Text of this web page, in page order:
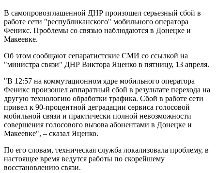
В самопровозглашенной ДНР произошел серьезный сбой в
работе сети "республиканского" мобильного оператора
Феникс. Проблемы со связью наблюдаются в Донецке и
Макеевке.
Об этом сообщают сепаратистские СМИ со ссылкой на
"министра связи" ДНР Виктора Яценко в пятницу, 13 апреля.
"В 12:57 на коммутационном ядре мобильного оператора
Феникс произошел аппаратный сбой в результате перехода на
другую технологию обработки трафика. Сбой в работе сети
привел к 90-процентной деградации сервиса голосовой
мобильной связи и практически полной невозможности
совершения голосового вызова абонентами в Донецке и
Макеевке", – сказал Яценко.
По его словам, техническая служба локализовала проблему, в
настоящее время ведутся работы по скорейшему
восстановлению связи.